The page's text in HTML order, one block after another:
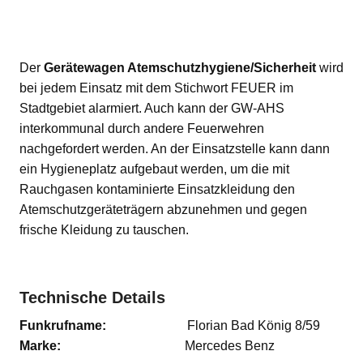
Der Gerätewagen Atemschutzhygiene/Sicherheit wird
bei jedem Einsatz mit dem Stichwort FEUER im
Stadtgebiet alarmiert. Auch kann der GW-AHS
interkommunal durch andere Feuerwehren
nachgefordert werden. An der Einsatzstelle kann dann
ein Hygieneplatz aufgebaut werden, um die mit
Rauchgasen kontaminierte Einsatzkleidung den
Atemschutzgeräteträgern abzunehmen und gegen
frische Kleidung zu tauschen.
Technische Details
Funkrufname:
Florian Bad König 8/59
Marke:
Mercedes Benz